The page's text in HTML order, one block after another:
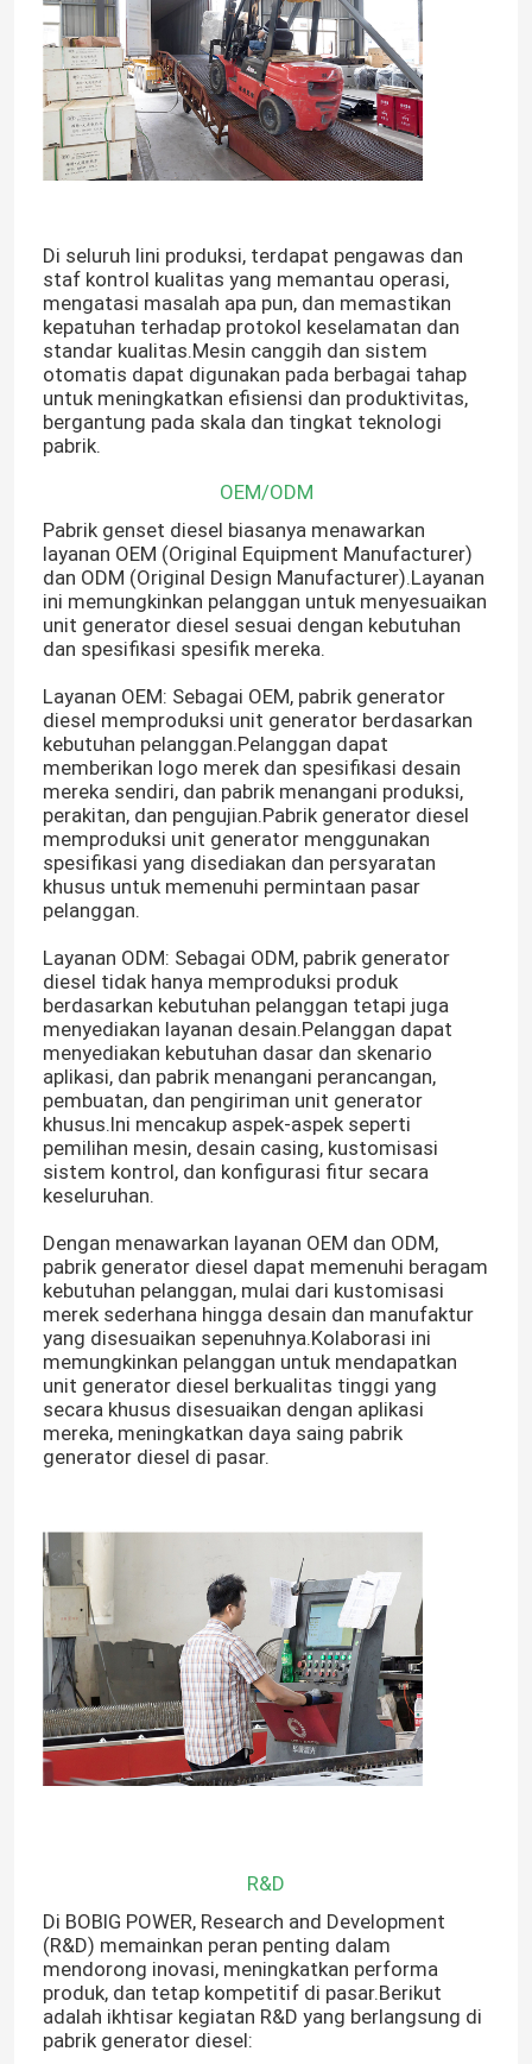
Di seluruh lini produksi, terdapat pengawas dan
staf kontrol kualitas yang memantau operasi,
mengatasi masalah apa pun, dan memastikan
kepatuhan terhadap protokol keselamatan dan
standar kualitas.Mesin canggih dan sistem
otomatis dapat digunakan pada berbagai tahap
untuk meningkatkan efisiensi dan produktivitas,
bergantung pada skala dan tingkat teknologi
pabrik.
OEM/ODM
Pabrik genset diesel biasanya menawarkan
layanan OEM (Original Equipment Manufacturer)
dan ODM (Original Design Manufacturer).Layanan
ini memungkinkan pelanggan untuk menyesuaikan
unit generator diesel sesuai dengan kebutuhan
dan spesifikasi spesifik mereka.
Layanan OEM: Sebagai OEM, pabrik generator
diesel memproduksi unit generator berdasarkan
kebutuhan pelanggan.Pelanggan dapat
memberikan logo merek dan spesifikasi desain
mereka sendiri, dan pabrik menangani produksi,
perakitan, dan pengujian.Pabrik generator diesel
memproduksi unit generator menggunakan
spesifikasi yang disediakan dan persyaratan
khusus untuk memenuhi permintaan pasar
pelanggan.
Layanan ODM: Sebagai ODM, pabrik generator
diesel tidak hanya memproduksi produk
berdasarkan kebutuhan pelanggan tetapi juga
menyediakan layanan desain.Pelanggan dapat
menyediakan kebutuhan dasar dan skenario
aplikasi, dan pabrik menangani perancangan,
pembuatan, dan pengiriman unit generator
khusus.Ini mencakup aspek-aspek seperti
pemilihan mesin, desain casing, kustomisasi
sistem kontrol, dan konfigurasi fitur secara
keseluruhan.
Dengan menawarkan layanan OEM dan ODM,
pabrik generator diesel dapat memenuhi beragam
kebutuhan pelanggan, mulai dari kustomisasi
merek sederhana hingga desain dan manufaktur
yang disesuaikan sepenuhnya.Kolaborasi ini
memungkinkan pelanggan untuk mendapatkan
unit generator diesel berkualitas tinggi yang
secara khusus disesuaikan dengan aplikasi
mereka, meningkatkan daya saing pabrik
generator diesel di pasar.
R&D
Di BOBIG POWER, Research and Development
(R&D) memainkan peran penting dalam
mendorong inovasi, meningkatkan performa
produk, dan tetap kompetitif di pasar.Berikut
adalah ikhtisar kegiatan R&D yang berlangsung di
pabrik generator diesel: